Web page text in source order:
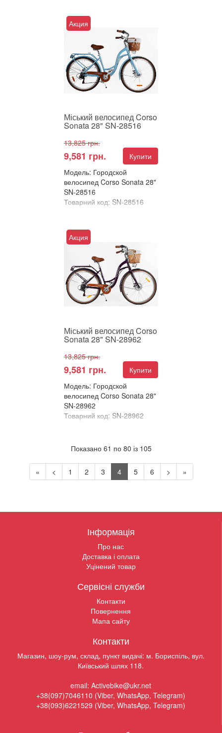
Міський велосипед Corso
Sonata 28" – комфорт і
стиль для ваших
прогулянок! Corso Sonata
28"&...
Акция
Міський велосипед Corso
Sonata 28" SN-28516
13,825 грн.
9,581 грн.
Купити
Модель: Городской
велосипед Corso Sonata 28"
SN-28516
Товарний код: SN-28516
Міський велосипед Corso
Sonata 28" – комфорт і
стиль для ваших
прогулянок! Corso Sonata
28"&...
Акция
Міський велосипед Corso
Sonata 28" SN-28962
13,825 грн.
9,581 грн.
Купити
Модель: Городской
велосипед Corso Sonata 28"
SN-28962
Товарний код: SN-28962
Sonata 28" – комфорт і
стиль для ваших
Показано 61 по 80 із 105
« < 1 2 3 4 5 6 > »
Інформація
Про нас
Доставка і оплата
Уцінений товар
Сервісні служби
Контакти
Повернення
Мапа сайту
Контакти
Магазин, шоу-рум, склад, пункт видачі: м. Бориспіль, вул.
Київський шлях 118.
email: Activebike@ukr.net
+38(097)7046110 (Viber, WhatsApp, Telegram)
+38(093)6221529 (Viber, WhatsApp, Telegram)